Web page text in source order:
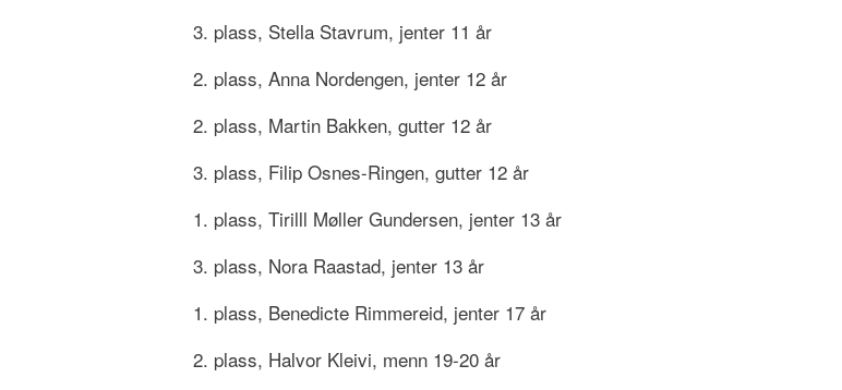
3. plass, Stella Stavrum, jenter 11 år
2. plass, Anna Nordengen, jenter 12 år
2. plass, Martin Bakken, gutter 12 år
3. plass, Filip Osnes-Ringen, gutter 12 år
1. plass, Tirilll Møller Gundersen, jenter 13 år
3. plass, Nora Raastad, jenter 13 år
1. plass, Benedicte Rimmereid, jenter 17 år
2. plass, Halvor Kleivi, menn 19-20 år